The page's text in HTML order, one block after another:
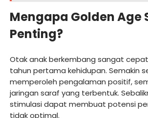
Mengapa Golden Age
Penting?
Otak anak berkembang sangat
tahun pertama kehidupan. Semakin
memperoleh pengalaman positif,
jaringan saraf yang terbentuk.
stimulasi dapat membuat potensi
tidak optimal.